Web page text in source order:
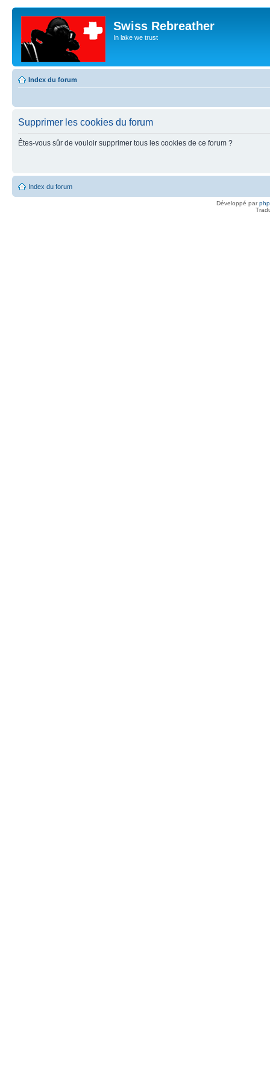
Swiss Rebreather
In lake we trust
Index du forum
Supprimer les cookies du forum
Êtes-vous sûr de vouloir supprimer tous les cookies de ce forum ?
Index du forum
Développé par